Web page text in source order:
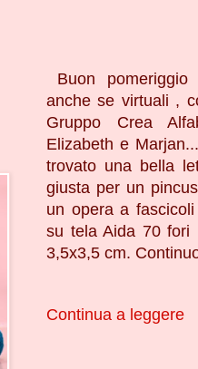
Buon
anche se virtuali ,
Gruppo Crea
Elizabeth e
trovato una bella
giusta per un
un opera a
su tela Aida 70 fori
3,5x3,5 cm.
Continua a leggere